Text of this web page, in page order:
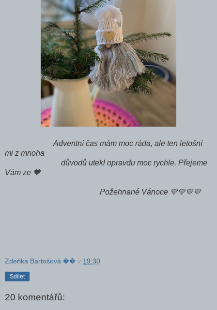
Adventní čas mám moc ráda, ale ten letošní
mi z mnoha
důvodů utekl opravdu moc rychle. Přejeme
Vám ze 💙
Požehnané Vánoce 💙💙💙💙
Zdeňka Bartošová �� v 19:30
Sdílet
20 komentářů: